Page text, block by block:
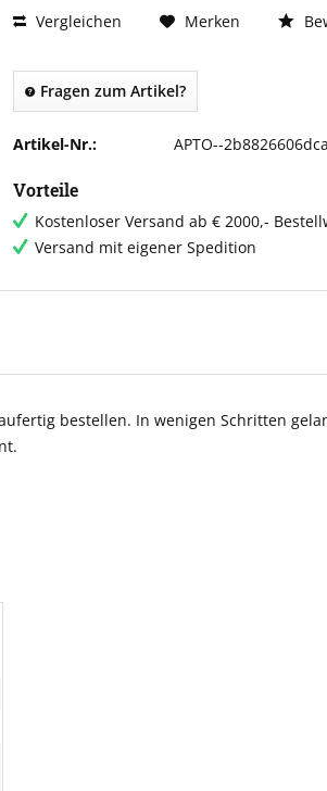
Vergleichen Merken
Fragen zum Artikel?
Artikel-Nr.: APTO--2b8826606dca
Vorteile
Kostenloser Versand ab € 2000,-
Versand mit eigener Spedition
bestellen. In wenigen Schritten